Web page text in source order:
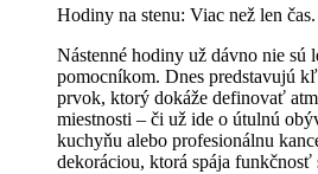
Hodiny na stenu: Viac než len čas.
Nástenné hodiny už dávno nie sú
pomocníkom. Dnes predstavujú
prvok, ktorý dokáže definovať
miestnosti – či už ide o útulnú
kuchyňu alebo profesionálnu
dekoráciou, ktorá spája funkčnosť